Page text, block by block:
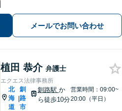
くことができます。【電話・メール・
WEB相談可】
メールでお問い合わせ
植田 恭介 弁護士
エクエス法律事務所
北
海
道
|
釧
路
市
釧路駅 か
ら徒歩10分
営業時間：09:00~
20:00（平日）